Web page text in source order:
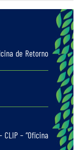
de Retorno
– “Oficina